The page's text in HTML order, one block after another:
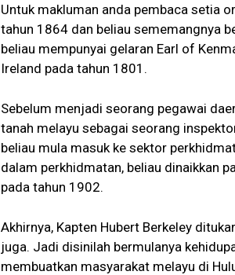
Untuk makluman anda pembaca setia
tahun 1864 dan beliau sememangnya
beliau mempunyai gelaran Earl of
Ireland pada tahun 1801.
Sebelum menjadi seorang pegawai
tanah melayu sebagai seorang
beliau mula masuk ke sektor
dalam perkhidmatan, beliau dinaikkan
pada tahun 1902.
Akhirnya, Kapten Hubert Berkeley
juga. Jadi disinilah bermulanya
membuatkan masyarakat melayu di